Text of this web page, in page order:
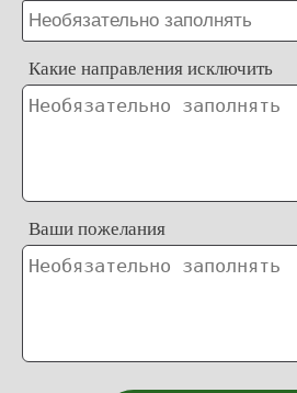
Какие направления исключить
Ваши пожелания